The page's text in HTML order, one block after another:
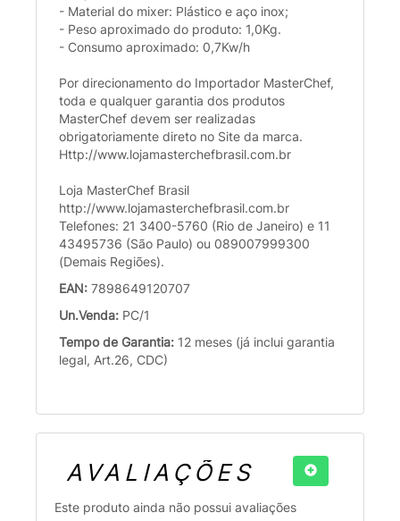
- Material do mixer: Plástico e aço inox;
- Peso aproximado do produto: 1,0Kg.
- Consumo aproximado: 0,7Kw/h
Por direcionamento do Importador MasterChef,
toda e qualquer garantia dos produtos
MasterChef devem ser realizadas
obrigatoriamente direto no Site da marca.
Http://www.lojamasterchefbrasil.com.br
Loja MasterChef Brasil
http://www.lojamasterchefbrasil.com.br
Telefones: 21 3400-5760 (Rio de Janeiro) e 11
43495736 (São Paulo) ou 089007999300
(Demais Regiões).
EAN: 7898649120707
Un.Venda: PC/1
Tempo de Garantia: 12 meses (já inclui garantia
legal, Art.26, CDC)
AVALIAÇÕES
Este produto ainda não possui avaliações